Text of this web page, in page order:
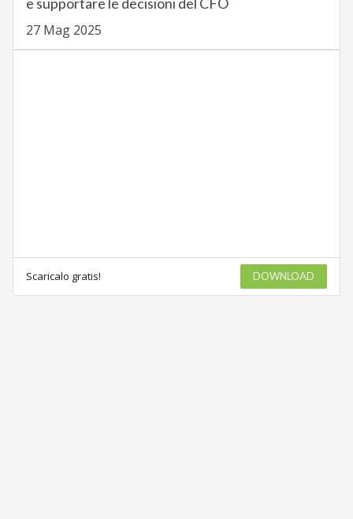
27 Mag 2025
Scaricalo gratis! DOWNLOAD